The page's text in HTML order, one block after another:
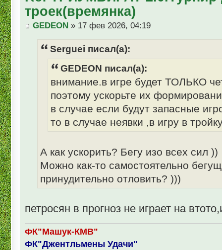
троек(времянка)
GEDEON » 17 фев 2026, 04:19
Serguei писал(а):
GEDEON писал(а):
внимание.в игре будет ТОЛЬКО
поэтому ускорьте их
в случае если будут запасные
то в случае неявки ,в игру в
А как ускорить? Бегу изо всех сил ))
Можно как-то самостоятельно
принудительно отловить? )))
петросян в прогноз не играет на
ФК"Машук-КМВ"
ФК"Джентльмены Удачи"